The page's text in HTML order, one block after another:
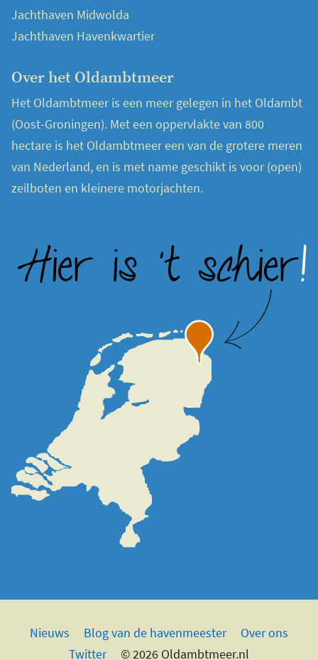
Jachthaven Midwolda
Jachthaven Havenkwartier
Over het Oldambtmeer
Het Oldambtmeer is een meer gelegen in het Oldambt
(Oost-Groningen). Met een oppervlakte van 800
hectare is het Oldambtmeer een van de grotere meren
van Nederland, en is met name geschikt is voor (open)
zeilboten en kleinere motorjachten.
Nieuws Blog van de havenmeester
Over ons
Twitter
© 2026 Oldambtmeer.nl